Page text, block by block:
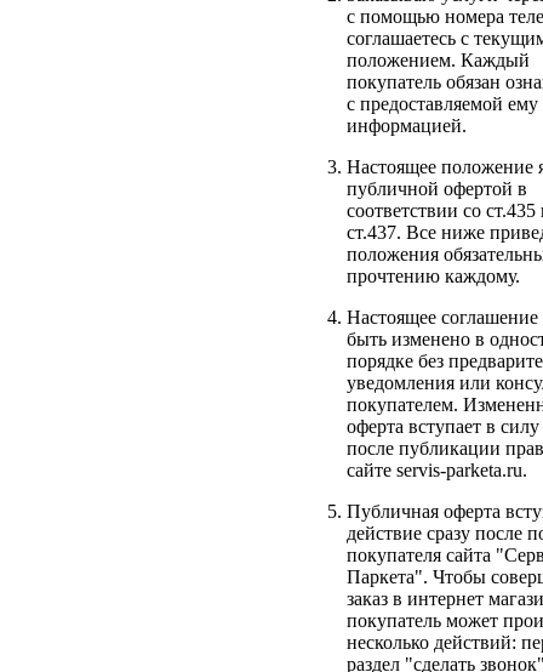
с помощью номера
соглашаетесь с
положением. Каждый
покупатель обязан
с предоставляемой ему
информацией.
Настоящее положение
публичной офертой в
соответствии со
ст.437. Все ниже
положения
прочтению каждому.
Настоящее
быть изменено в
порядке без
уведомления или
покупателем.
оферта вступает в силу
после публикации
сайте servis-parketa.ru.
Публичная оферта
действие сразу после
покупателя сайта
Паркета". Чтобы
заказ в интернет
покупатель может
несколько действий:
раздел "сделать